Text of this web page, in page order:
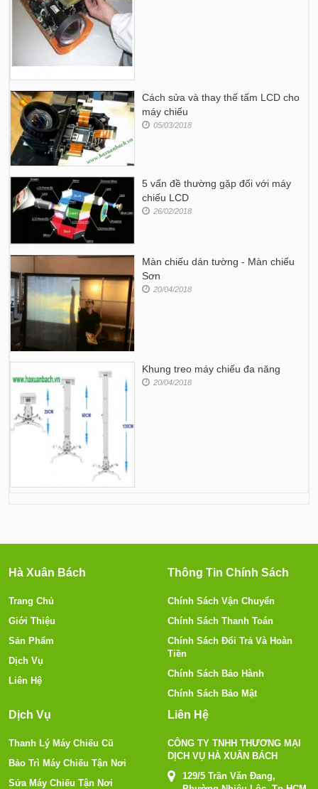
Cách sửa và thay thế tấm LCD cho
máy chiếu
05/03/2018
5 vấn đề thường gặp đối với máy
chiếu LCD
26/02/2018
Màn chiếu dán tường - Màn chiếu
Sơn
20/04/2018
Khung treo máy chiếu đa năng
20/04/2018
Hà Xuân Bách
Trang Chủ
Giới Thiệu
Sản Phẩm
Dịch Vụ
Liên Hệ
Thông Tin Chính Sách
Chính Sách Vận Chuyển
Chính Sách Thanh Toán
Chính Sách Đổi Trả Và Hoàn
Tiền
Chính Sách Bảo Hành
Chính Sách Bảo Mật
Dịch Vụ
Thanh Lý Máy Chiếu Cũ
Bảo Trì Máy Chiếu Tận Nơi
Sửa Máy Chiếu Tận Nơi
Liên Hệ
CÔNG TY TNHH THƯƠNG MẠI
DỊCH VỤ HÀ XUÂN BÁCH
129/5 Trần Văn Đang,